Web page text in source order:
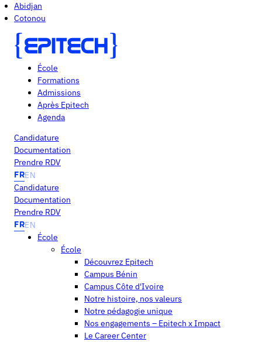
Abidjan
Cotonou
École
Formations
Admissions
Après Epitech
Agenda
Candidature
Documentation
Prendre RDV
FREN
Candidature
Documentation
Prendre RDV
FREN
École
École
Découvrez Epitech
Campus Bénin
Campus Côte d'Ivoire
Notre histoire, nos valeurs
Notre pédagogie unique
Nos engagements – Epitech x Impact
Le Career Center